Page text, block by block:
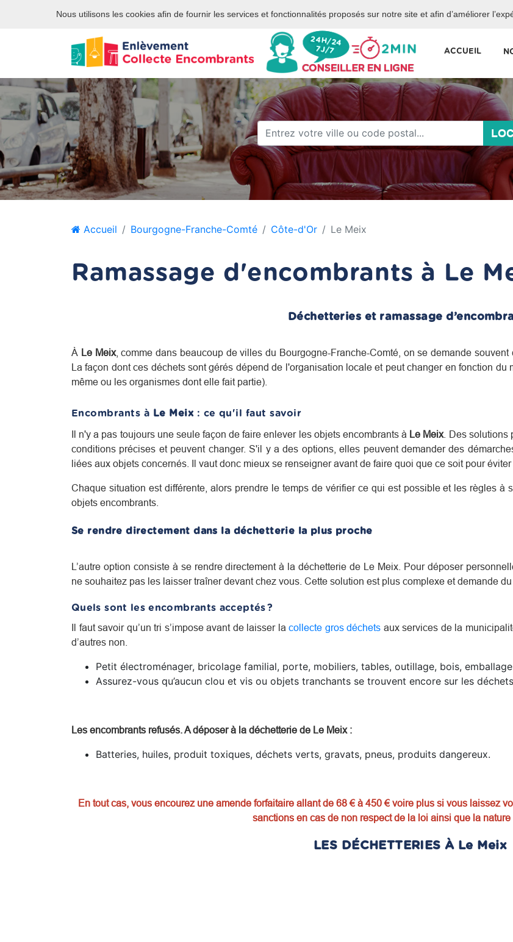
Site internet privé et indépendant des services publics ou des services de la mairie de Paris.
ACCUEIL
Accueil Bourgogne-Franche-Comté Côte-d'Or Le Meix
Ramassage d'encombrants à Le
Déchetteries et ramassage
À Le Meix, comme dans beaucoup de villes du Bourgogne-Franche-Comté, on se demande souvent
La façon dont ces déchets sont gérés dépend de l'organisation locale et peut changer en fonction
même ou les organismes dont elle fait partie).
Encombrants à Le Meix : ce qu'il faut savoir
Il n'y a pas toujours une seule façon de faire enlever les objets encombrants à Le Meix. Des solutions
conditions précises et peuvent changer. S'il y a des options, elles peuvent demander des
liées aux objets concernés. Il vaut donc mieux se renseigner avant de faire quoi que ce soit pour éviter
Chaque situation est différente, alors prendre le temps de vérifier ce qui est possible et les règles à
objets encombrants.
Se rendre directement dans la déchetterie la plus proche
L’autre option consiste à se rendre directement à la déchetterie de Le Meix. Pour déposer
ne souhaitez pas les laisser traîner devant chez vous. Cette solution est plus complexe et demande du
Quels sont les encombrants acceptés ?
Il faut savoir qu’un tri s’impose avant de laisser lacollecte gros déchets aux services de la
d’autres non.
Petit électroménager, bricolage familial, porte, mobiliers, tables, outillage, bois,
Assurez-vous qu’aucun clou et vis ou objets tranchants se trouvent encore sur les
Les encombrants refusés. A déposer à la déchetterie de Le Meix:
Batteries, huiles, produit toxiques, déchets verts, gravats, pneus, produits dangereux.
En tout cas, vous encourez une amende forfaitaire allant de 68 € à 450 € voire plus si vous laissez
sanctions en cas de non respect de la loi ainsi que la nature
LES DÉCHETTERIES À Le Meix
Nous utilisons les cookies afin de fournir les services et fonctionnalités proposés sur notre site et afin d’améliorer